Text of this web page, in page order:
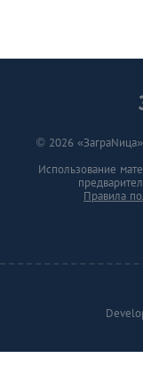
© 2026
Использование
Правила